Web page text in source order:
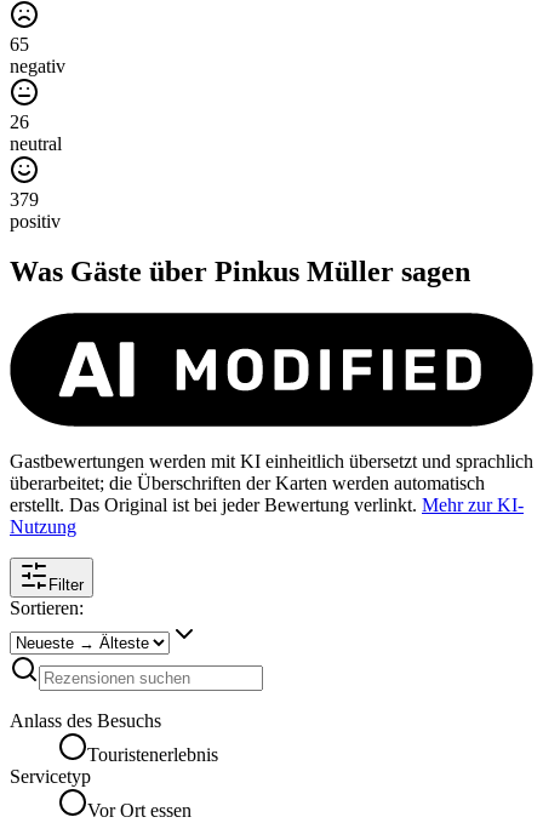
65
negativ
26
neutral
379
positiv
Was Gäste über Pinkus Müller sagen
Gastbewertungen werden mit KI einheitlich übersetzt und sprachlich
überarbeitet; die Überschriften der Karten werden automatisch
erstellt. Das Original ist bei jeder Bewertung verlinkt. Mehr zur KI-
Nutzung
Filter
Sortieren:
Anlass des Besuchs
Touristenerlebnis
Servicetyp
Vor Ort essen